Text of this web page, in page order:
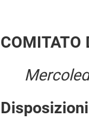
COMITATO